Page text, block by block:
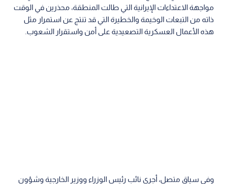
مواجهة الاعتداءات الإيرانية التي طالت المنطقة، محذرين في الوقت
ذاته من التبعات الوخيمة والخطيرة التي قد تنتج عن استمرار مثل
هذه الأعمال العسكرية التصعيدية على أمن واستقرار الشعوب.
وفي سياق متصل، أجرى نائب رئيس الوزراء ووزير الخارجية وشؤون